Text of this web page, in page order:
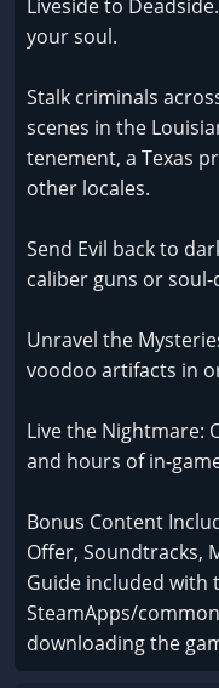
Liveside to
your soul.
Stalk criminals
scenes in the
tenement, a Texas
other locales.
Send Evil back to
caliber guns or
Unravel the
voodoo artifacts in
Live the Nightmare:
and hours of in-
Bonus Content
Offer, Soundtracks,
Guide included with
SteamApps/
downloading the